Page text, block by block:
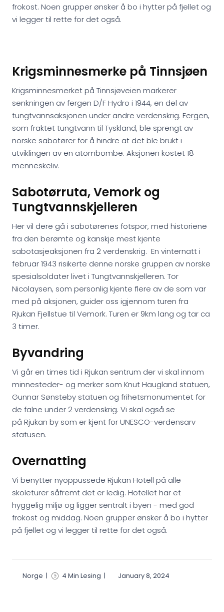
frokost. Noen grupper ønsker å bo i hytter på fjellet og
vi legger til rette for det også.
Krigsminnesmerke på Tinnsjøen
Krigsminnesmerket på Tinnsjøveien markerer
senkningen av fergen D/F Hydro i 1944, en del av
tungtvannsaksjonen under andre verdenskrig. Fergen,
som fraktet tungtvann til Tyskland, ble sprengt av
norske sabotører for å hindre at det ble brukt i
utviklingen av en atombombe. Aksjonen kostet 18
menneskeliv.
Sabotørruta, Vemork og
Tungtvannskjelleren
Her vil dere gå i sabotørenes fotspor, med historiene
fra den berømte og kanskje mest kjente
sabotasjeaksjonen fra 2 verdenskrig. En vinternatt i
februar 1943 risikerte denne norske gruppen av norske
spesialsoldater livet i Tungtvannskjelleren. Tor
Nicolaysen, som personlig kjente flere av de som var
med på aksjonen, guider oss igjennom turen fra
Rjukan Fjellstue til Vemork. Turen er 9km lang og tar ca
3 timer.
Byvandring
Vi går en times tid i Rjukan sentrum der vi skal innom
minnesteder- og merker som Knut Haugland statuen,
Gunnar Sønsteby statuen og frihetsmonumentet for
de falne under 2 verdenskrig. Vi skal også se
på Rjukan by som er kjent for UNESCO-verdensarv
statusen.
Overnatting
Vi benytter nyoppussede Rjukan Hotell på alle
skoleturer såfremt det er ledig. Hotellet har et
hyggelig miljø og ligger sentralt i byen - med god
frokost og middag. Noen grupper ønsker å bo i hytter
på fjellet og vi legger til rette for det også.
Norge | 4 Min Lesing | January 8, 2024